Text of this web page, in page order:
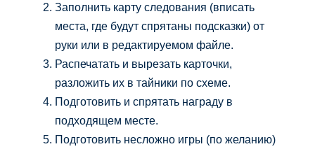
Заполнить карту следования (вписать
места, где будут спрятаны подсказки) от
руки или в редактируемом файле.
Распечатать и вырезать карточки,
разложить их в тайники по схеме.
Подготовить и спрятать награду в
подходящем месте.
Подготовить несложно игры (по желанию)